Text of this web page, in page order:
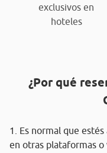
exclusivos en
hoteles
¿Por qué
1. Es normal que
en otras plataformas o